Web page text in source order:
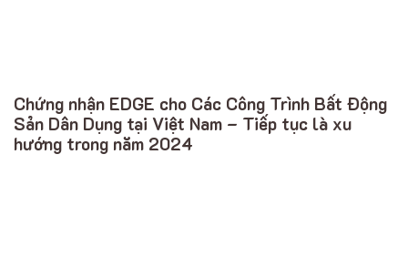
Chứng nhận EDGE cho Các Công Trình Bất Động
Sản Dân Dụng tại Việt Nam – Tiếp tục là xu
hướng trong năm 2024